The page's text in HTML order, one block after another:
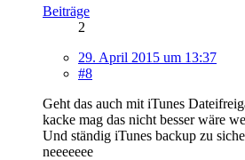
Beiträge
2
29. April 2015 um 13:37
#8
Geht das auch mit iTunes
kacke mag das nicht besser wäre
Und ständig iTunes backup zu
neeeeeee